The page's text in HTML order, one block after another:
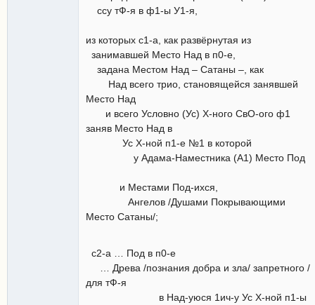
ссу тФ-я в ф1-ы У1-я,
из которых с1-а, как развёрнутая из
занимавшей Место Над в п0-е,
задана Местом Над – Сатаны –, как
Над всего трио, становящейся занявшей
Место Над
и всего Условно (Ус) Х-ного СвО-ого ф1
заняв Место Над в
Ус Х-ной п1-е №1 в которой
у Адама-Наместника (А1) Место Под
и Местами Под-ихся,
Ангелов /Душами Покрывающими
Место Сатаны/;
с2-а … Под в п0-е
… Древа /познания добра и зла/ запретного /
для тФ-я
в Над-уюся 1ич-у Ус Х-ной п1-ы